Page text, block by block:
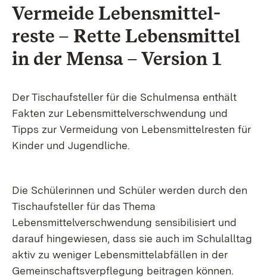
Vermeide Lebens­mittel­
reste – Rette Lebens­mittel
in der Mensa – Version 1
Der Tischaufsteller für die Schulmensa enthält
Fakten zur Lebensmittelverschwendung und
Tipps zur Vermeidung von Lebensmittelresten für
Kinder und Jugendliche.
Die Schülerinnen und Schüler werden durch den
Tischaufsteller für das Thema
Lebensmittelverschwendung sensibilisiert und
darauf hingewiesen, dass sie auch im Schulalltag
aktiv zu weniger Lebensmittelabfällen in der
Gemeinschaftsverpflegung beitragen können.